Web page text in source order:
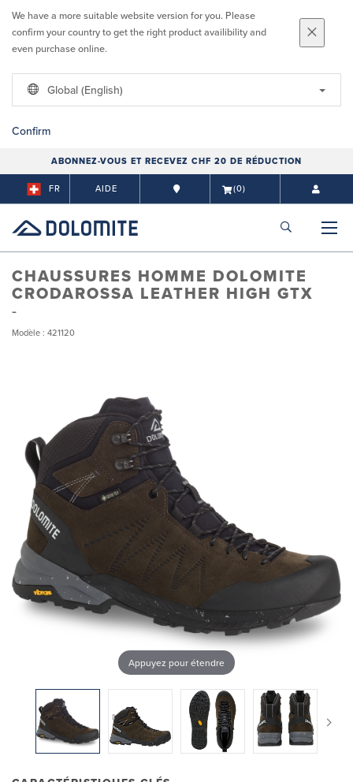
We have a more suitable website version for you. Please
confirm your country to get the right product availibility and
even purchase online.
Global (English)
Confirm
ABONNEZ-VOUS ET RECEVEZ CHF 20 DE RÉDUCTION
FR AIDE (0)
CHAUSSURES HOMME DOLOMITE
CRODAROSSA LEATHER HIGH GTX
Modèle : 421120
Appuyez pour étendre